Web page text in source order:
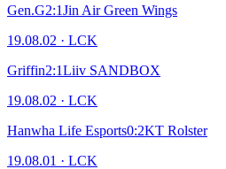
Gen.G2:1Jin Air Green Wings
19.08.02 · LCK
Griffin2:1Liiv SANDBOX
19.08.02 · LCK
Hanwha Life Esports0:2KT Rolster
19.08.01 · LCK